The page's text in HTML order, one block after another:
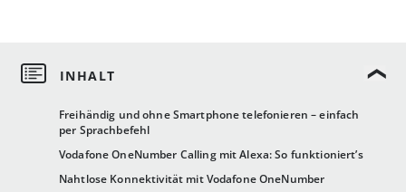
Freihändig und ohne Smartphone telefonieren – einfach
per Sprachbefehl
Vodafone OneNumber Calling mit Alexa: So funktioniert’s
Nahtlose Konnektivität mit Vodafone OneNumber